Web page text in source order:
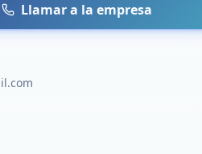
Llamar a la empresa